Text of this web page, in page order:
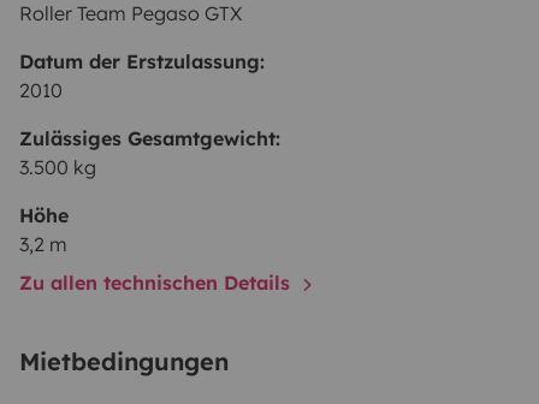
Roller Team Pegaso GTX
Datum der Erstzulassung:
2010
Zulässiges Gesamtgewicht:
3.500 kg
Höhe
3,2 m
Zu allen technischen Details
Mietbedingungen